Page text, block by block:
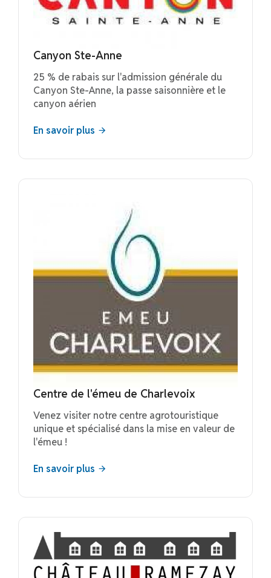
Canyon Ste-Anne
25 % de rabais sur l'admission générale du
Canyon Ste-Anne, la passe saisonnière et le
canyon aérien
En savoir plus
Centre de l'émeu de Charlevoix
Venez visiter notre centre agrotouristique
unique et spécialisé dans la mise en valeur de
l'émeu !
En savoir plus